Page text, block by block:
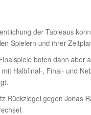
der Tableaus
Spielern und ihrer
boten dann aber
Halbfinal-, Final- und
Rückziegel gegen Jonas